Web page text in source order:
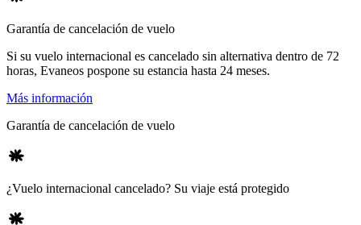
Garantía de cancelación de vuelo
Si su vuelo internacional es cancelado sin alternativa dentro de 72
horas, Evaneos pospone su estancia hasta 24 meses.
Más información
Garantía de cancelación de vuelo
¿Vuelo internacional cancelado? Su viaje está protegido